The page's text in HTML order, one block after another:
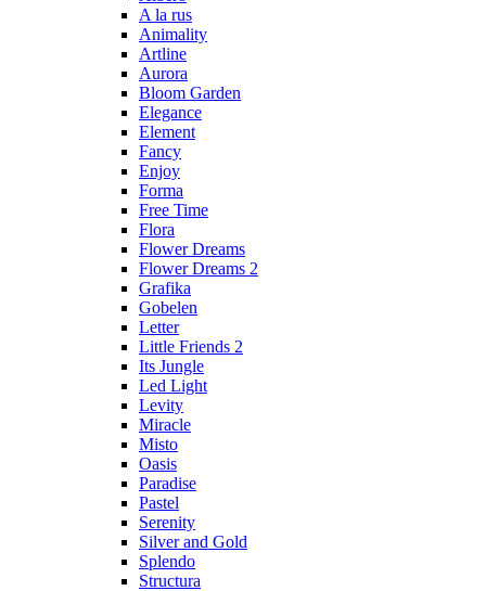
A la rus
Animality
Artline
Aurora
Bloom Garden
Elegance
Element
Fancy
Enjoy
Forma
Free Time
Flora
Flower Dreams
Flower Dreams 2
Grafika
Gobelen
Letter
Little Friends 2
Its Jungle
Led Light
Levity
Miracle
Misto
Oasis
Paradise
Pastel
Serenity
Silver and Gold
Splendo
Structura